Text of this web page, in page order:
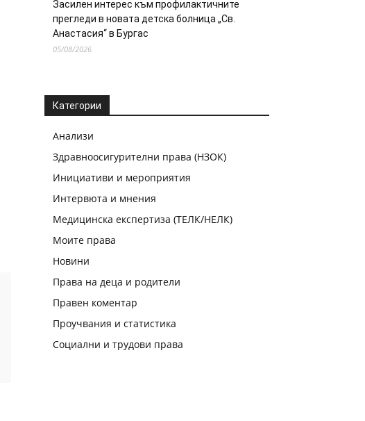
Засилен интерес към профилактичните
прегледи в новата детска болница „Св.
Анастасия“ в Бургас
05/08/2026
Категории
Анализи
Здравноосигурителни права (НЗОК)
Инициативи и мероприятия
Интервюта и мнения
Медицинска експертиза (ТЕЛК/НЕЛК)
Моите права
Новини
Права на деца и родители
Правен коментар
Проучвания и статистика
Социални и трудови права